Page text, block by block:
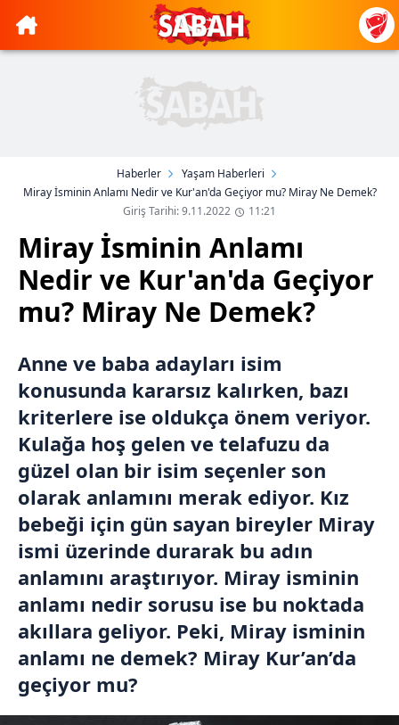
Haberler
Yaşam Haberleri
Miray İsminin Anlamı Nedir ve Kur'an'da Geçiyor mu? Miray Ne Demek?
Giriş Tarihi: 9.11.2022
11:21
Miray İsminin Anlamı
Nedir ve Kur'an'da Geçiyor
mu? Miray Ne Demek?
Anne ve baba adayları isim
konusunda kararsız kalırken, bazı
kriterlere ise oldukça önem veriyor.
Kulağa hoş gelen ve telafuzu da
güzel olan bir isim seçenler son
olarak anlamını merak ediyor. Kız
bebeği için gün sayan bireyler Miray
ismi üzerinde durarak bu adın
anlamını araştırıyor. Miray isminin
anlamı nedir sorusu ise bu noktada
akıllara geliyor. Peki, Miray isminin
anlamı ne demek? Miray Kur’an’da
geçiyor mu?